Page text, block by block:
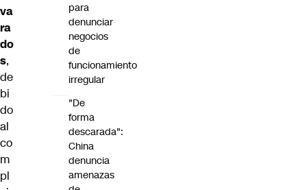
va
ra
do
s,
de
bi
do
al
co
m
pl
para
denunciar
negocios
de
funcionamiento
irregular
"De
forma
descarada":
China
denuncia
amenazas